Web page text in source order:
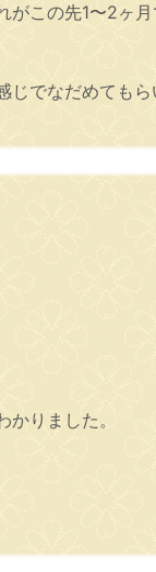
この先1〜2ヶ月
でなだめてもら
りました。